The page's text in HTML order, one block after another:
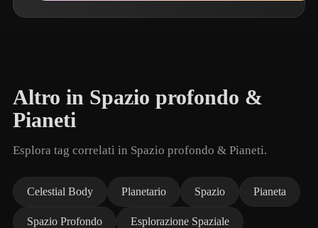
Altro in Spazio profondo &
Pianeti
Esplora tag correlati in Spazio profondo & Pianeti.
Celestial Body Planetario Spazio Pianeta
Spazio Profondo Esplorazione Spaziale